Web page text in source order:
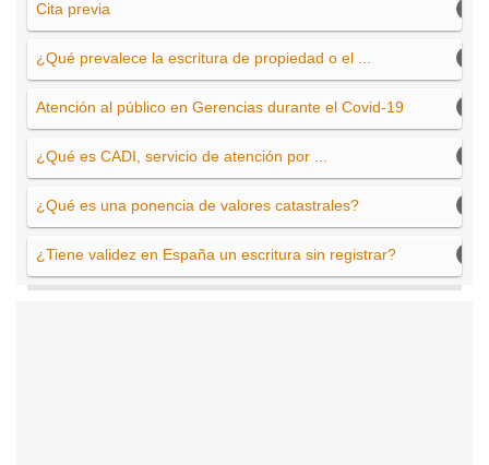
Cita previa
¿Qué prevalece la escritura de propiedad o el ...
Atención al público en Gerencias durante el Covid-19
¿Qué es CADI, servicio de atención por ...
¿Qué es una ponencia de valores catastrales?
¿Tiene validez en España un escritura sin registrar?